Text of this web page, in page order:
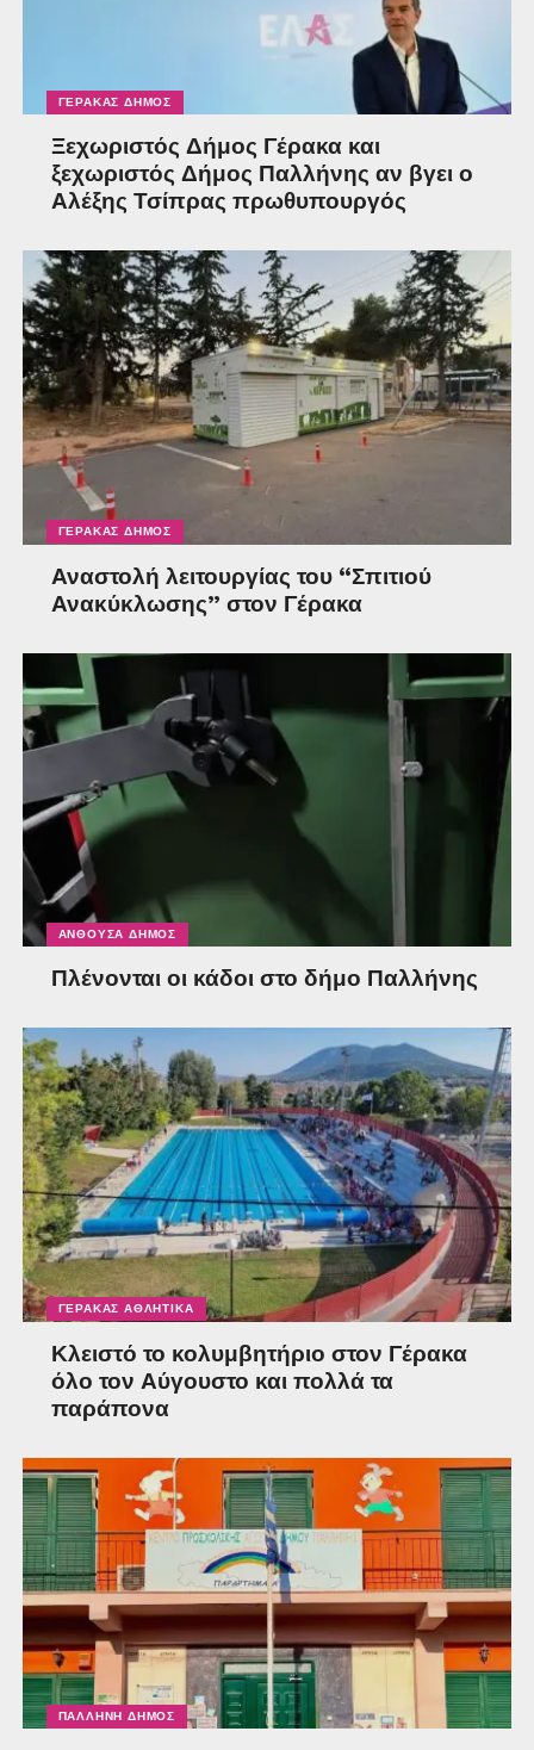
ΓΈΡΑΚΑΣ ΔΉΜΟΣ
Ξεχωριστός Δήμος Γέρακα και
ξεχωριστός Δήμος Παλλήνης αν βγει ο
Αλέξης Τσίπρας πρωθυπουργός
ΓΈΡΑΚΑΣ ΔΉΜΟΣ
Αναστολή λειτουργίας του “Σπιτιού
Ανακύκλωσης” στον Γέρακα
ΑΝΘΟΎΣΑ ΔΉΜΟΣ
Πλένονται οι κάδοι στο δήμο Παλλήνης
ΓΈΡΑΚΑΣ ΑΘΛΗΤΙΚΆ
Κλειστό το κολυμβητήριο στον Γέρακα
όλο τον Αύγουστο και πολλά τα
παράπονα
ΠΑΛΛΉΝΗ ΔΉΜΟΣ